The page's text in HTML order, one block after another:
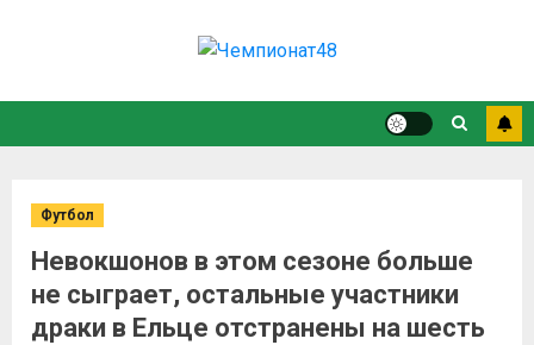
Футбол
Невокшонов в этом сезоне больше
не сыграет, остальные участники
драки в Ельце отстранены на шесть